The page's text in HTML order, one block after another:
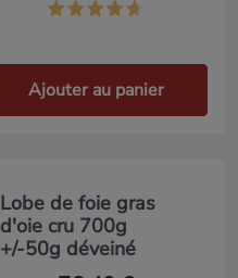
Ajouter au panier
Lobe de foie gras
d'oie cru 700g
+/-50g déveiné